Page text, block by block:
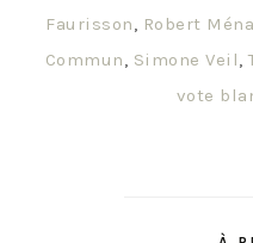
Faurisson, Robert
Commun, Simone Veil,
vote